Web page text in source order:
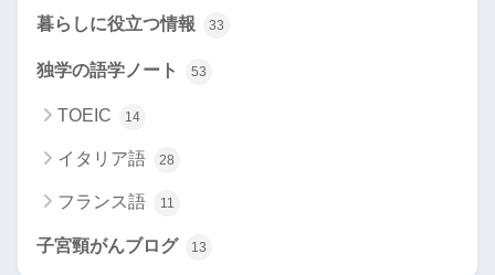
暮らしに役立つ情報 33
独学の語学ノート 53
TOEIC 14
イタリア語 28
フランス語 11
子宮頸がんブログ 13